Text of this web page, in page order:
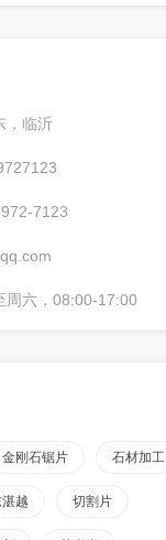
，临沂
7123
周六，08:00-17:00
金刚石锯片 石材加工
越 切割片